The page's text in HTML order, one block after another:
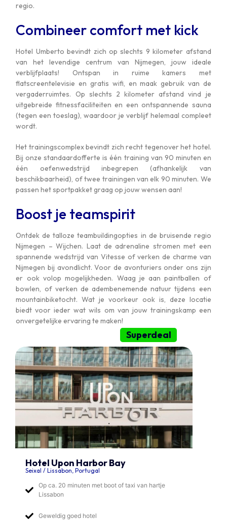
regio.
Combineer comfort met kick
Hotel Umberto bevindt zich op slechts 9 kilometer afstand
van het levendige centrum van Nijmegen, jouw ideale
verblijfplaats! Ontspan in ruime kamers met
flatscreentelevisie en gratis wifi, en maak gebruik van de
vergaderruimtes. Op slechts 2 kilometer afstand vind je
uitgebreide fitnessfaciliteiten en een ontspannende sauna
(tegen een toeslag), waardoor je verblijf helemaal compleet
wordt.
Het trainingscomplex bevindt zich recht tegenover het hotel.
Bij onze standaardofferte is één training van 90 minuten en
één oefenwedstrijd inbegrepen (afhankelijk van
beschikbaarheid), of twee trainingen van elk 90 minuten. We
passen het sportpakket graag op jouw wensen aan!
Boost je teamspirit
Ontdek de talloze teambuildingopties in de bruisende regio
Nijmegen – Wijchen. Laat de adrenaline stromen met een
spannende wedstrijd van Vitesse of verken de charme van
Nijmegen bij avondlicht. Voor de avonturiers onder ons zijn
er ook volop mogelijkheden. Waag je aan paintballen of
bowlen, of verken de adembenemende natuur tijdens een
mountainbiketocht. Wat je voorkeur ook is, deze locatie
biedt voor ieder wat wils om van jouw trainingskamp een
onvergetelijke ervaring te maken!
Hotel Upon Harbor Bay
Seixal / Lissabon, Portugal
Superdeal
Op ca. 20 minuten met boot of taxi van hartje
Lissabon
Geweldig goed hotel